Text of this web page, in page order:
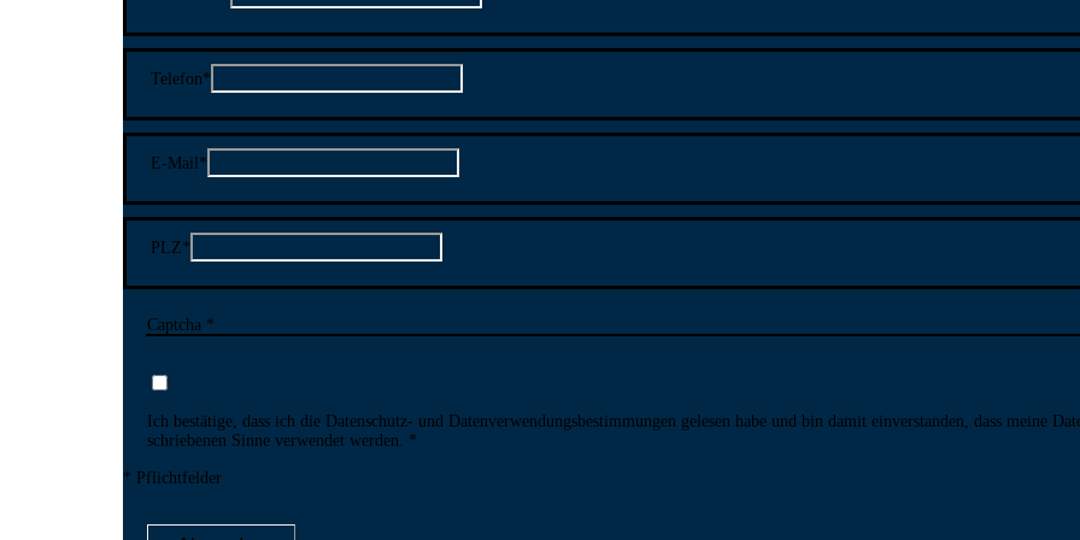
Telefon*
E-Mail*
PLZ*
Captcha *
Ich bestätige, dass ich die Datenschutz- und Daten­verwen­dungs­bestim­mungen gelesen habe und bin damit ein­ver­standen, dass meine
schriebenen Sinne ver­wendet werden.
* Pflichtfelder